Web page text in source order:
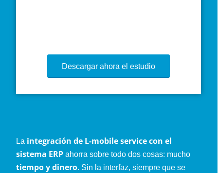
Descargar ahora el estudio
La integración de L-mobile service con el
sistema ERPahorra sobre todo dos cosas: mucho
tiempo y dinero. Sin la interfaz, siempre que se